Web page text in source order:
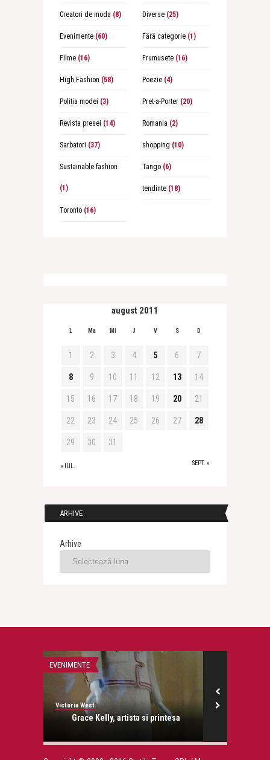
Creatori de moda (8) Diverse(25)
Evenimente(60) Fără categorie(1)
Filme(16) Frumusete(16)
High Fashion (58) Poezie(4)
Politia modei (3) Pret-a-Porter(20)
Revista presei (14) Romania (2)
Sarbatori (37) shopping (10)
Sustainable fashion
(1)
Tango(6)
tendinte(18)
Toronto(16)
august 2011
L Ma Mi J V S D
« IUL. SEPT. »
1 2 3 4 5 6 7
8 9 10 11 12 13 14
15 16 17 18 19 20 21
22 23 24 25 26 27 28
29 30 31
ARHIVE
Arhive
EVENIMENTE
Victoria West
Grace Kelly, artista si printesa